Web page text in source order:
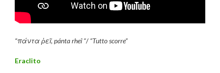
“πάντα ῥεῖ, pánta rheî “/ “Tutto scorre”
Eraclito